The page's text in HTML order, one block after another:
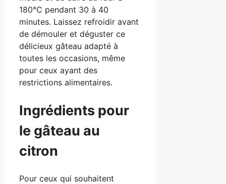
180°C pendant 30 à 40
minutes. Laissez refroidir avant
de démouler et déguster ce
délicieux gâteau adapté à
toutes les occasions, même
pour ceux ayant des
restrictions alimentaires.
Ingrédients pour
le gâteau au
citron
Pour ceux qui souhaitent